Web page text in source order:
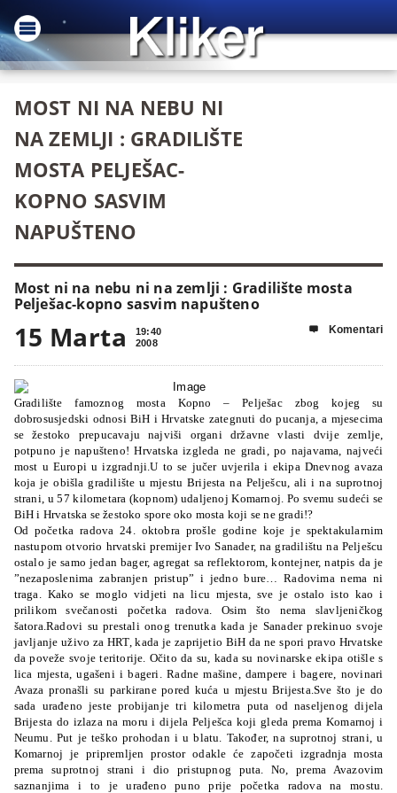
MOST NI NA NEBU NI
NA ZEMLJI : GRADILIŠTE
MOSTA PELJEŠAC-
KOPNO SASVIM
NAPUŠTENO
Most ni na nebu ni na zemlji : Gradilište mosta
Pelješac-kopno sasvim napušteno
15 Marta
19:40
2008
 Komentari
Gradilište famoznog mosta Kopno – Pelješac zbog kojeg su
dobrosusjedski odnosi BiH i Hrvatske zategnuti do pucanja, a mjesecima
se žestoko prepucavaju najviši organi državne vlasti dvije zemlje,
potpuno je napušteno!Hrvatska izgleda ne gradi, po najavama, najveći
most u Europi u izgradnji.U to se jučer uvjerila i ekipa Dnevnog avaza
koja je obišla gradilište u mjestu Brijesta na Pelješcu, ali i na suprotnoj
strani, u 57 kilometara (kopnom) udaljenoj Komarnoj. Po svemu sudeći se
BiH i Hrvatska se žestoko spore oko mosta koji se ne gradi!?
Od početka radova 24. oktobra prošle godine koje je spektakularnim
nastupom otvorio hrvatski premijer Ivo Sanader, na gradilištu na Pelješcu
ostalo je samo jedan bager, agregat sa reflektorom, kontejner, natpis da je
”nezaposlenima zabranjen pristup” i jedno bure… Radovima nema ni
traga. Kako se moglo vidjeti na licu mjesta, sve je ostalo isto kao i
prilikom svečanosti početka radova. Osim što nema slavljeničkog
šatora.Radovi su prestali onog trenutka kada je Sanader prekinuo svoje
javljanje uživo za HRT, kada je zaprijetio BiH da ne spori pravo Hrvatske
da poveže svoje teritorije. Očito da su, kada su novinarske ekipa otišle s
lica mjesta, ugašeni i bageri. Radne mašine, dampere i bagere, novinari
Avaza pronašli su parkirane pored kuća u mjestu Brijesta.Sve što je do
sada urađeno jeste probijanje tri kilometra puta od naseljenog dijela
Brijesta do izlaza na moru i dijela Pelješca koji gleda prema Komarnoj i
Neumu. Put je teško prohodan i u blatu. Također, na suprotnoj strani, u
Komarnoj je pripremljen prostor odakle će započeti izgradnja mosta
prema suprotnoj strani i dio pristupnog puta. No, prema Avazovim
saznanjima i to je urađeno puno prije početka radova na mostu.